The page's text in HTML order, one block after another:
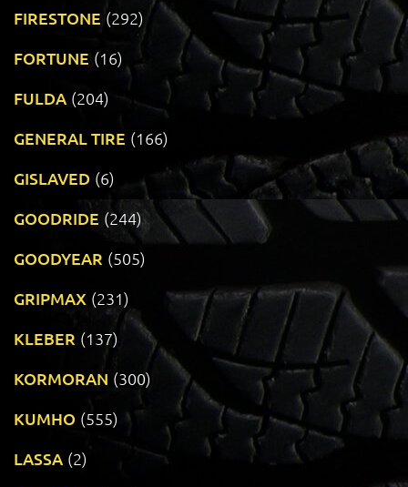
FIRESTONE (292)
FORTUNE (16)
FULDA (204)
GENERAL TIRE (166)
GISLAVED (6)
GOODRIDE (244)
GOODYEAR (505)
GRIPMAX (231)
KLEBER (137)
KORMORAN (300)
KUMHO (555)
LASSA (2)